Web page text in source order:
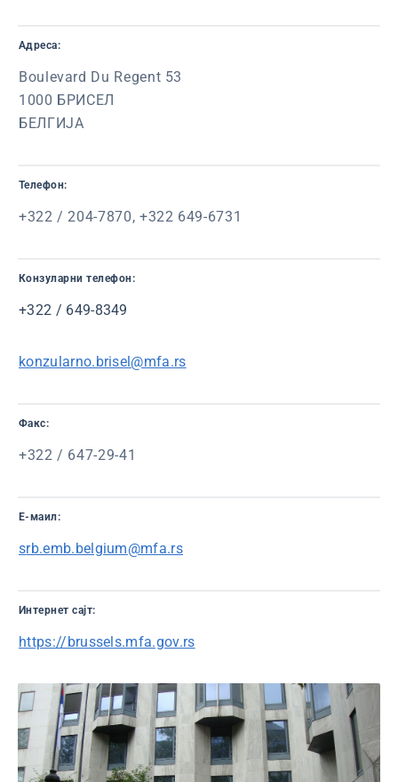
Адреса:
Boulevard Du Regent 53
1000 БРИСЕЛ
БЕЛГИЈА
Телефон:
+322 / 204-7870, +322 649-6731
Конзуларни телефон:
+322 / 649-8349
konzularno.brisel@mfa.rs
Факс:
+322 / 647-29-41
Е-маил:
srb.emb.belgium@mfa.rs
Интернет сајт:
https://brussels.mfa.gov.rs